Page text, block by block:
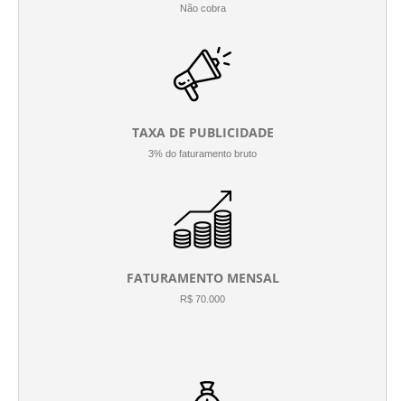
Não cobra
TAXA DE PUBLICIDADE
3% do faturamento bruto
FATURAMENTO MENSAL
R$ 70.000